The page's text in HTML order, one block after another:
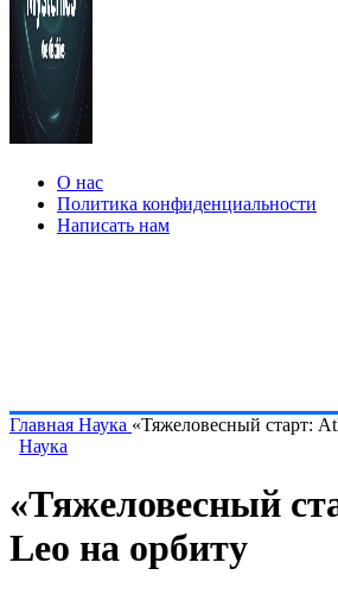
О нас
Политика конфиденциальности
Написать нам
Главная Наука «Тяжеловесный старт:
Наука
«Тяжеловесный
Leo на орбиту